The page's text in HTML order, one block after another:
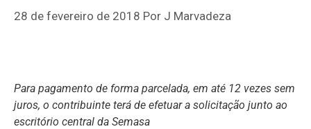
28 de fevereiro de 2018 Por J Marvadeza
Para pagamento de forma parcelada, em até 12 vezes sem
juros, o contribuinte terá de efetuar a solicitação junto ao
escritório central da Semasa